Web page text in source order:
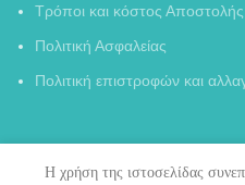
Τρόποι και κόστος Αποστολής
Πολιτική Ασφαλείας
Πολιτική επιστροφών και
Η χρήση της ιστοσελίδας